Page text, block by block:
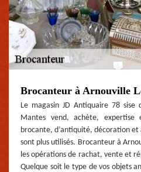
Brocanteur à Arnouville
Le magasin JD Antiquaire 78 sise
Mantes vend, achète,
brocante, d’antiquité, décoration
sont plus utilisés. Brocanteur à
les opérations de rachat, vente et
Quelque soit le type de vos objets